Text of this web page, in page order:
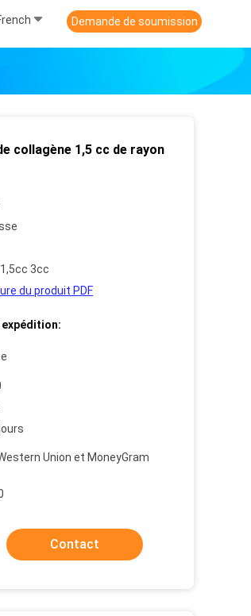
Demande de soumission
collagène 1,5 cc de rayon
3cc
du produit PDF
Union et MoneyGram
Contact